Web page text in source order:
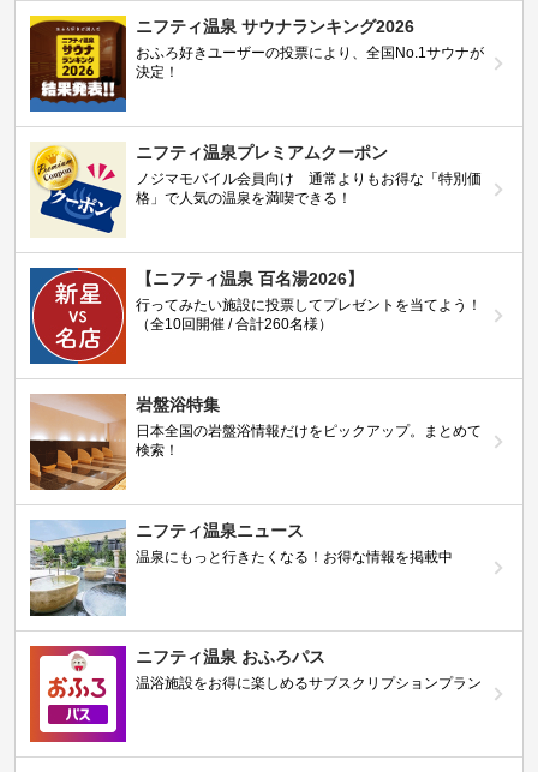
ニフティ温泉 サウナランキング2026
おふろ好きユーザーの投票により、全国No.1サウナが
決定！
ニフティ温泉プレミアムクーポン
ノジマモバイル会員向け 通常よりもお得な「特別価
格」で人気の温泉を満喫できる！
【ニフティ温泉 百名湯2026】
行ってみたい施設に投票してプレゼントを当てよう！
（全10回開催 / 合計260名様）
岩盤浴特集
日本全国の岩盤浴情報だけをピックアップ。まとめて
検索！
ニフティ温泉ニュース
温泉にもっと行きたくなる！お得な情報を掲載中
ニフティ温泉 おふろパス
温浴施設をお得に楽しめるサブスクリプションプラン